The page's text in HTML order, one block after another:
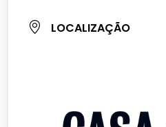
LOCALIZAÇÃO